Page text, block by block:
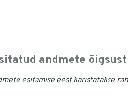
andmete õigsust
esitamise eest karistatakse